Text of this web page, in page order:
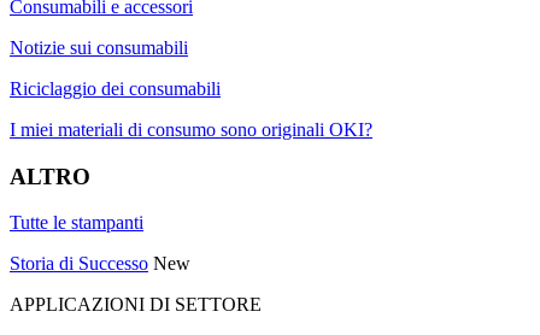
Consumabili e accessori
Notizie sui consumabili
Riciclaggio dei consumabili
I miei materiali di consumo sono originali OKI?
ALTRO
Tutte le stampanti
Storia di Successo New
APPLICAZIONI DI SETTORE